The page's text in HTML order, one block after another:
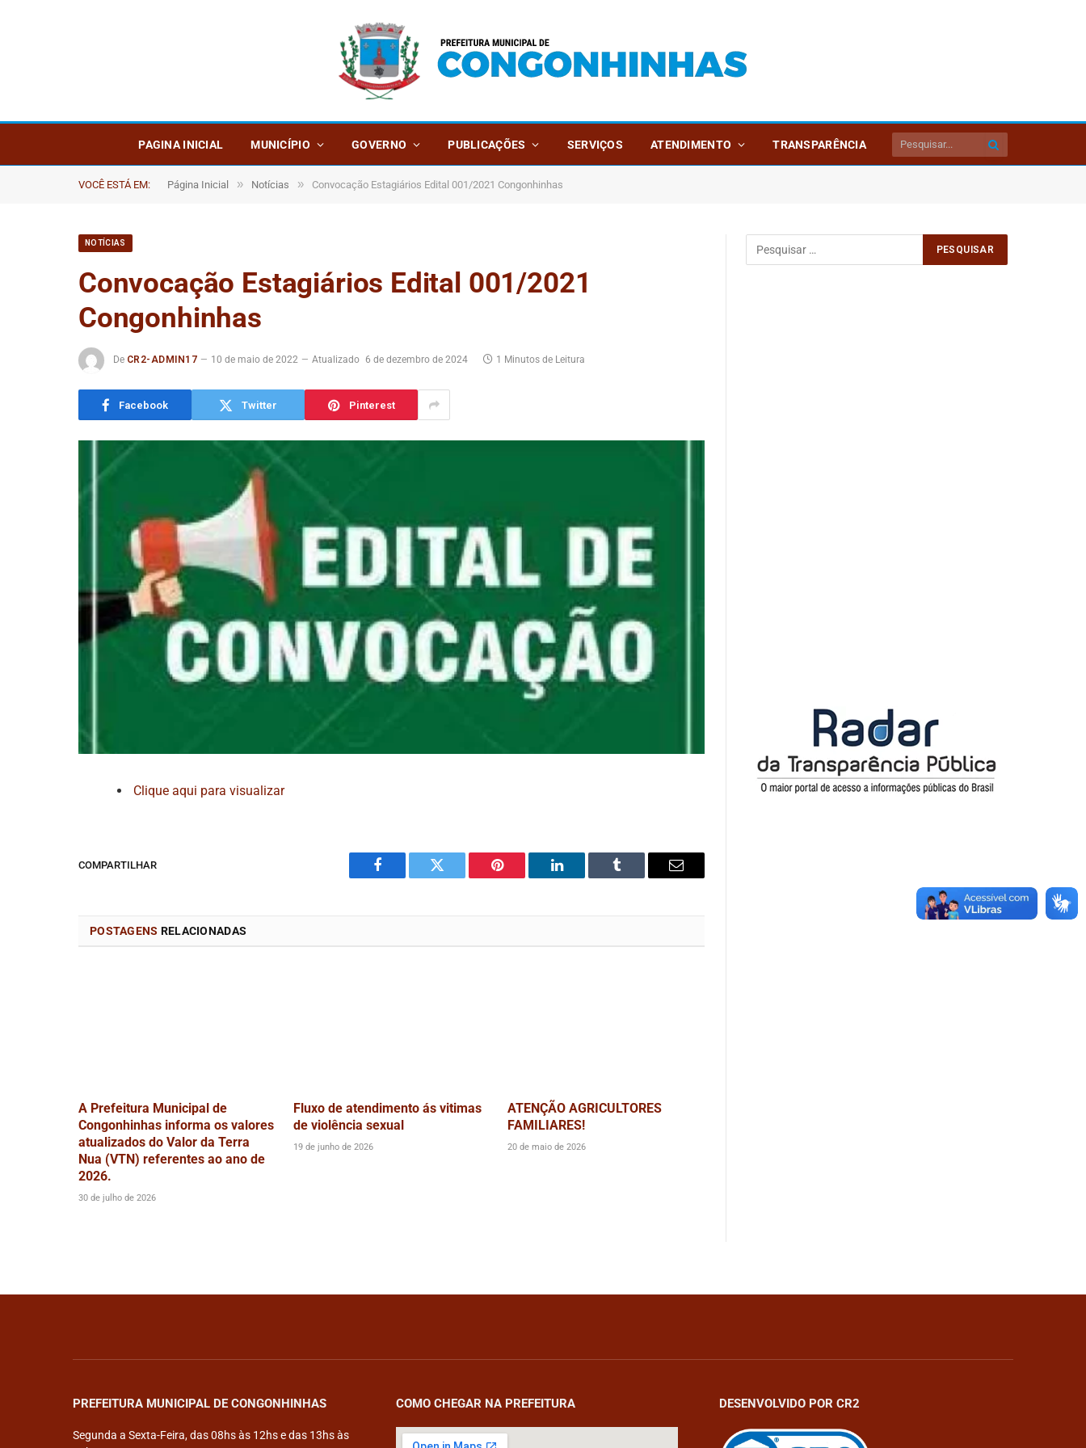
PAGINA INICIAL MUNICÍPIO GOVERNO PUBLICAÇÕES SERVIÇOS ATENDIMENTO TRANSPARÊNCIA
VOCÊ ESTÁ EM: Página Inicial » Notícias » Convocação Estagiários Edital 001/2021 Congonhinhas
NOTÍCIAS
Convocação Estagiários Edital 001/2021
Congonhinhas
De CR2-ADMIN17 10 de maio de 2022 Atualizado 6 de dezembro de 2024 1 Minutos de Leitura
Facebook Twitter Pinterest
Clique aqui para visualizar
COMPARTILHAR
Facebook Twitter Pinterest LinkedIn Tumblr Email
POSTAGENS RELACIONADAS
A Prefeitura Municipal de
Congonhinhas informa os valores
atualizados do Valor da Terra
Nua (VTN) referentes ao ano de
2026.
30 de julho de 2026
Fluxo de atendimento ás vitimas
de violência sexual
19 de junho de 2026
ATENÇÃO AGRICULTORES
FAMILIARES!
20 de maio de 2026
PREFEITURA MUNICIPAL DE CONGONHINHAS
Segunda a Sexta-Feira, das 08hs às 12hs e das 13hs às
COMO CHEGAR NA PREFEITURA DESENVOLVIDO POR CR2